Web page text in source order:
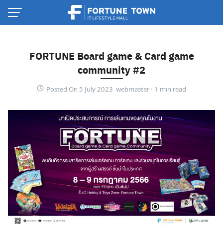
Skip
Thai
English
FORTUNE Board game & Card game
community #2
Posted On 5 July 2023 webmaster ·